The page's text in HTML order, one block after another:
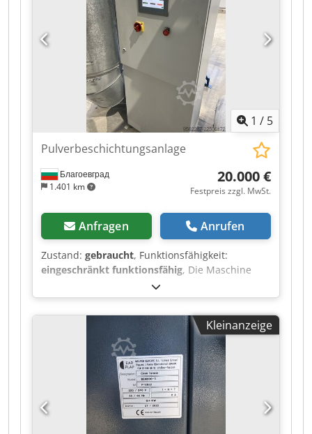
über Führungsrollen geführt und auf der
Spannwelle aufgewickelt. Der elektrische Antrieb
ermöglicht ein gleichmäßiges Aufwickeln mit
einstellbarer Geschwindigkeit. Die Maschine
verfügt über einen Schaltschrank mit
Start-/Stop-Funktion, Hauptschalter, Not-Halt
und Kontrollanzeigen Die Maschine kann in
06502 Thale nach Terminabsprache besichtigt
1 / 5
Благоевград
1.401 km
Pulverbeschichtungsanlage
20.000 €
Festpreis zzgl. MwSt.
Anfragen Anrufen
Zustand: gebraucht, Funktionsfähigkeit:
eingeschränkt funktionsfähig, Die Maschine
wurde nur sehr wenig benutzt. Dkjdpfx Ajzr Iz Rjl
Aer
Kleinanzeige